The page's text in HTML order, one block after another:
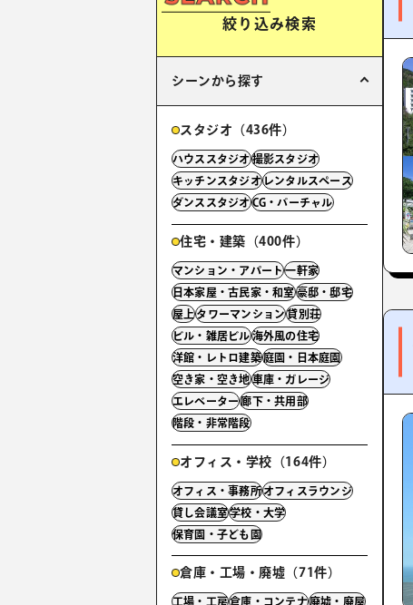
絞り込み検索
シーンから探す
スタジオ（436件）
ハウススタジオ撮影スタジオ
キッチンスタジオレンタルスペース
ダンススタジオCG・バーチャル
住宅・建築（400件）
マンション・アパート一軒家
日本家屋・古民家・和室豪邸・邸宅
屋上タワーマンション貸別荘
ビル・雑居ビル海外風の住宅
洋館・レトロ建築庭園・日本庭園
空き家・空き地車庫・ガレージ
エレベーター廊下・共用部
階段・非常階段
オフィス・学校（164件）
オフィス・事務所オフィスラウンジ
貸し会議室学校・大学
保育園・子ども園
倉庫・工場・廃墟（71件）
工場・工房倉庫・コンテナ廃墟・廃屋